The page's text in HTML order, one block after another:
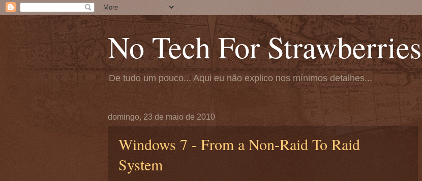
No Tech For Strawberries
De tudo um pouco... Aqui eu não explico nos mínimos detalhes...
domingo, 23 de maio de 2010
Windows 7 - From a Non-Raid To Raid
System